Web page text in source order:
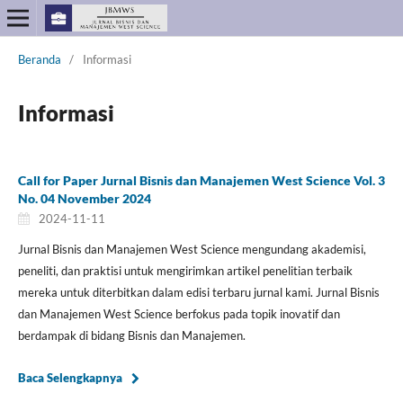
Beranda / Informasi
Informasi
Call for Paper Jurnal Bisnis dan Manajemen West Science Vol. 3
No. 04 November 2024
2024-11-11
Jurnal Bisnis dan Manajemen West Science mengundang akademisi,
peneliti, dan praktisi untuk mengirimkan artikel penelitian terbaik
mereka untuk diterbitkan dalam edisi terbaru jurnal kami. Jurnal Bisnis
dan Manajemen West Science berfokus pada topik inovatif dan
berdampak di bidang Bisnis dan Manajemen.
Baca Selengkapnya